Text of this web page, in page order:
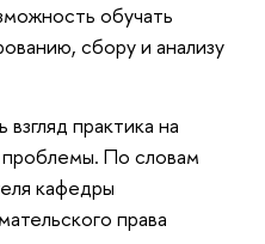
обучать
сбору и анализу
практика на
По словам
кафедры
права